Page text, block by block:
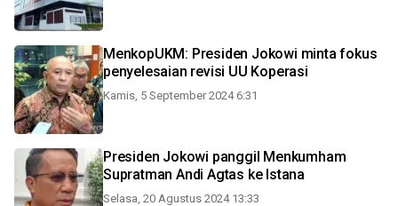
MenkopUKM: Presiden Jokowi minta fokus
penyelesaian revisi UU Koperasi
Kamis, 5 September 2024 6:31
Presiden Jokowi panggil Menkumham
Supratman Andi Agtas ke Istana
Selasa, 20 Agustus 2024 13:33